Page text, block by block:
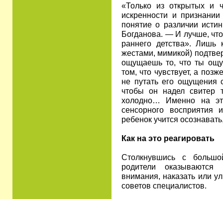
«Только из открытых и
искренности и
понятие о различии
Богданова. — И лучше,
раннего детства». Лишь
жестами, мимикой)
ощущаешь то, что ты
том, что чувствует, а
не путать его ощущения
чтобы он надел свитер
холодно… Именно на
сенсорного
ребенок учится
Как на это реагировать
Столкнувшись с
родители
внимания, наказать или
советов специалистов.